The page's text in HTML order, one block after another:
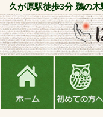
久が原駅徒歩3分 鵜の